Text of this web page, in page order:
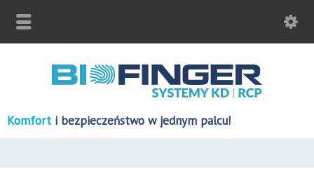
Komfort i bezpieczeństwo w jednym palcu!